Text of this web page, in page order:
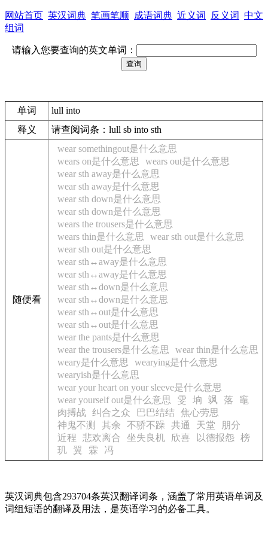
网站首页 英汉词典 笔画笔顺 成语词典 近义词 反义词 中文
组词
请输入您要查询的英文单词：
单词
lull into
释义
请查阅词条：lull sb into sth
随便看
wear somethingout是什么意思
wears on是什么意思
wears out是什么意思
wear sth away是什么意思
wear sth away是什么意思
wear sth down是什么意思
wear sth down是什么意思
wears the trousers是什么意思
wears thin是什么意思
wear sth out是什么意思
wear sth out是什么意思
wear sth↔away是什么意思
wear sth↔away是什么意思
wear sth↔down是什么意思
wear sth↔down是什么意思
wear sth↔out是什么意思
wear sth↔out是什么意思
wear the pants是什么意思
wear the trousers是什么意思
wear thin是什么意思
weary是什么意思
wearying是什么意思
wearyish是什么意思
wear your heart on your sleeve是什么意思
wear yourself out是什么意思
雯 垧 飒 落
竈
肉搏战 纠合之众 巴巴结结 焦心劳思
神鬼不测
其余 不骄不躁 共通 天堂
朋分
近程
悲欢离合 坐失良机 欣喜 以德报怨 榜
玑
翼 霖 冯
英汉词典包含293704条英汉翻译词条，涵盖了常用英语单词及
词组短语的翻译及用法，是英语学习的必备工具。